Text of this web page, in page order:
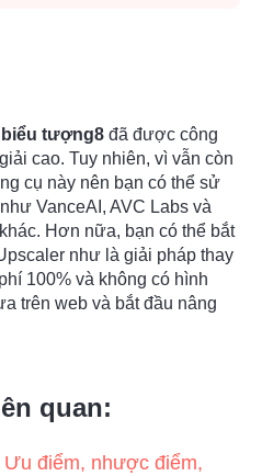
biểu tượng8 đã được công
cao. Tuy nhiên, vì vẫn còn
cụ này nên bạn có thể sử
VanceAI, AVC Labs và
Hơn nữa, bạn có thể bắt
như là giải pháp thay
100% và không có hình
trên web và bắt đầu nâng
quan:
điểm, nhược điểm,